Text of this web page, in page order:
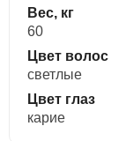
Вес, кг
60
Цвет волос
светлые
Цвет глаз
карие